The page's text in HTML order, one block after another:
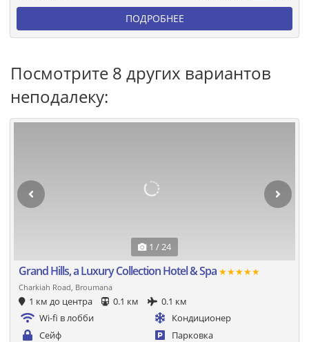
ПОДРОБНЕЕ
Посмотрите 8 других вариантов
неподалеку:
1 / 24
Grand Hills, a Luxury Collection Hotel & Spa ★★★★★
Charkiah Road, Broumana
1 км до центра 0.1 км
0.1 км
Wi-fi в лобби
Кондиционер
Сейф
Парковка